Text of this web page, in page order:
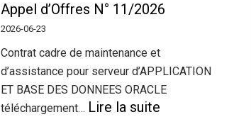
Appel d’Offres N° 11/2026
2026-06-23
Contrat cadre de maintenance et
d’assistance pour serveur d’APPLICATION
ET BASE DES DONNEES ORACLE
téléchargement… Lire la suite